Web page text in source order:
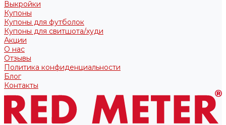
Выкройки
Купоны
Купоны для футболок
Купоны для свитшота/худи
Акции
О нас
Отзывы
Политика конфиденциальности
Блог
Контакты